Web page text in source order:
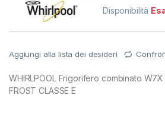
Disponibilità
Aggiungi alla lista dei desideri
WHIRLPOOL Frigorifero combinato
FROST CLASSE E